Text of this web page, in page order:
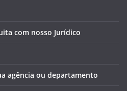
com nosso Jurídico
agência ou departamento